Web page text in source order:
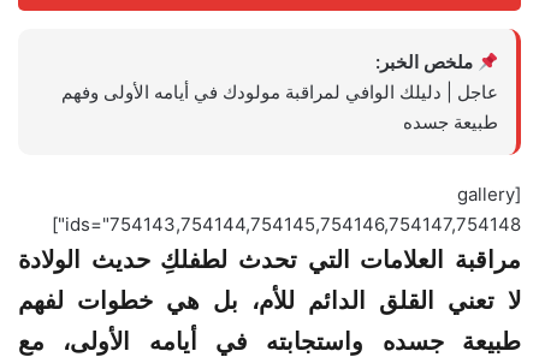
ملخص الخبر:
عاجل | دليلك الوافي لمراقبة مولودك في أيامه الأولى وفهم
طبيعة جسده
[gallery
ids="754143,754144,754145,754146,754147,754148"]
مراقبة العلامات التي تحدث لطفلكِ حديث الولادة
لا تعني القلق الدائم للأم، بل هي خطوات لفهم
طبيعة جسده واستجابته في أيامه الأولى، مع